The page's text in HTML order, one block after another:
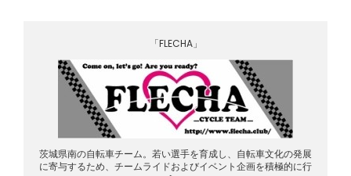
「FLECHA」
茨城県南の自転車チーム。若い選手を育成し、自転車文化の発展
に寄与するため、チームライドおよびイベント企画を積極的に行